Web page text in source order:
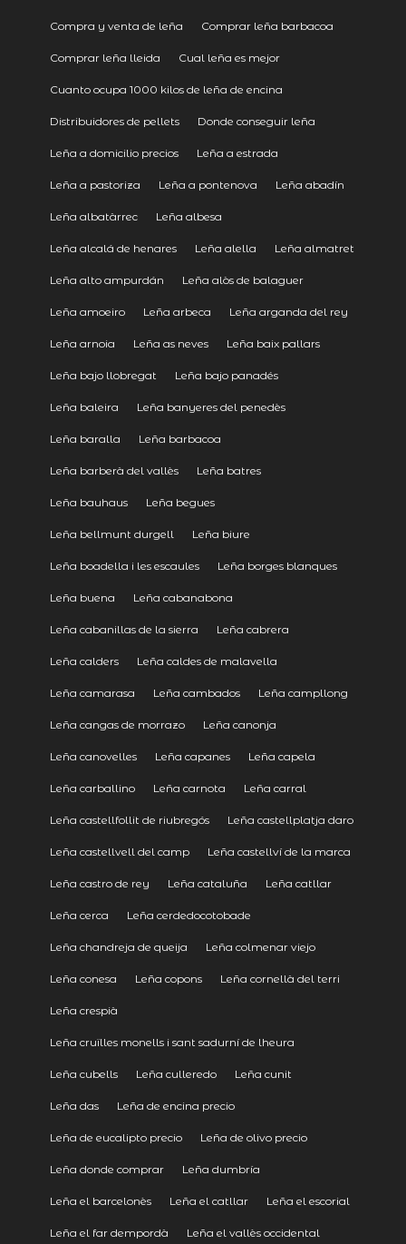
Compra y venta de leña Comprar leña barbacoa
Comprar leña lleida Cual leña es mejor
Cuanto ocupa 1000 kilos de leña de encina
Distribuidores de pellets Donde conseguir leña
Leña a domicilio precios Leña a estrada
Leña a pastoriza Leña a pontenova Leña abadín
Leña albatàrrec Leña albesa
Leña alcalá de henares Leña alella Leña almatret
Leña alto ampurdán Leña alòs de balaguer
Leña amoeiro Leña arbeca Leña arganda del rey
Leña arnoia Leña as neves Leña baix pallars
Leña bajo llobregat Leña bajo panadés
Leña baleira Leña banyeres del penedès
Leña baralla Leña barbacoa
Leña barberà del vallès Leña batres
Leña bauhaus Leña begues
Leña bellmunt durgell Leña biure
Leña boadella i les escaules Leña borges blanques
Leña buena Leña cabanabona
Leña cabanillas de la sierra Leña cabrera
Leña calders Leña caldes de malavella
Leña camarasa Leña cambados Leña campllong
Leña cangas de morrazo Leña canonja
Leña canovelles Leña capanes Leña capela
Leña carballino Leña carnota Leña carral
Leña castellfollit de riubregós Leña castellplatja daro
Leña castellvell del camp Leña castellví de la marca
Leña castro de rey Leña cataluña Leña catllar
Leña cerca Leña cerdedocotobade
Leña chandreja de queija Leña colmenar viejo
Leña conesa Leña copons Leña cornellà del terri
Leña crespià
Leña cruïlles monells i sant sadurní de lheura
Leña cubells Leña culleredo Leña cunit
Leña das Leña de encina precio
Leña de eucalipto precio Leña de olivo precio
Leña donde comprar Leña dumbría
Leña el barcelonès Leña el catllar Leña el escorial
Leña el far dempordà Leña el vallès occidental